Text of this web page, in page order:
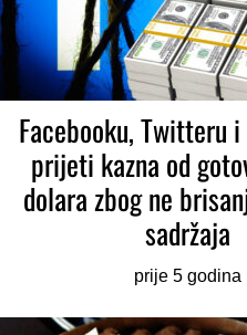
Facebooku, Twitteru
prijeti kazna od
dolara zbog ne
sadržaja
prije 5 godina